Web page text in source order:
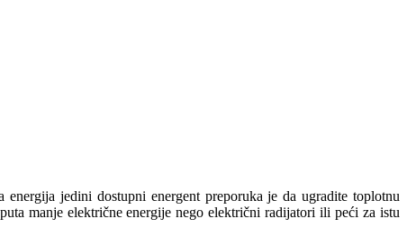
jedini dostupni energent preporuka je da ugradite toplotnu
manje električne energije nego električni radijatori ili peći za istu